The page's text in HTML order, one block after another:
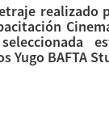
realizado
Yugo BAFTA